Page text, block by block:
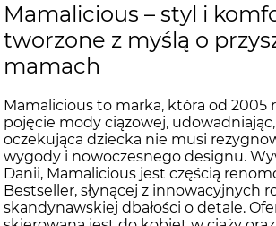
Mamalicious – styl i
tworzone z myślą o
mamach
Mamalicious to marka, która od 2005
pojęcie mody ciążowej,
oczekująca dziecka nie musi
wygody i nowoczesnego designu.
Danii, Mamalicious jest częścią
Bestseller, słynącej z innowacyjnych
skandynawskiej dbałości o detale.